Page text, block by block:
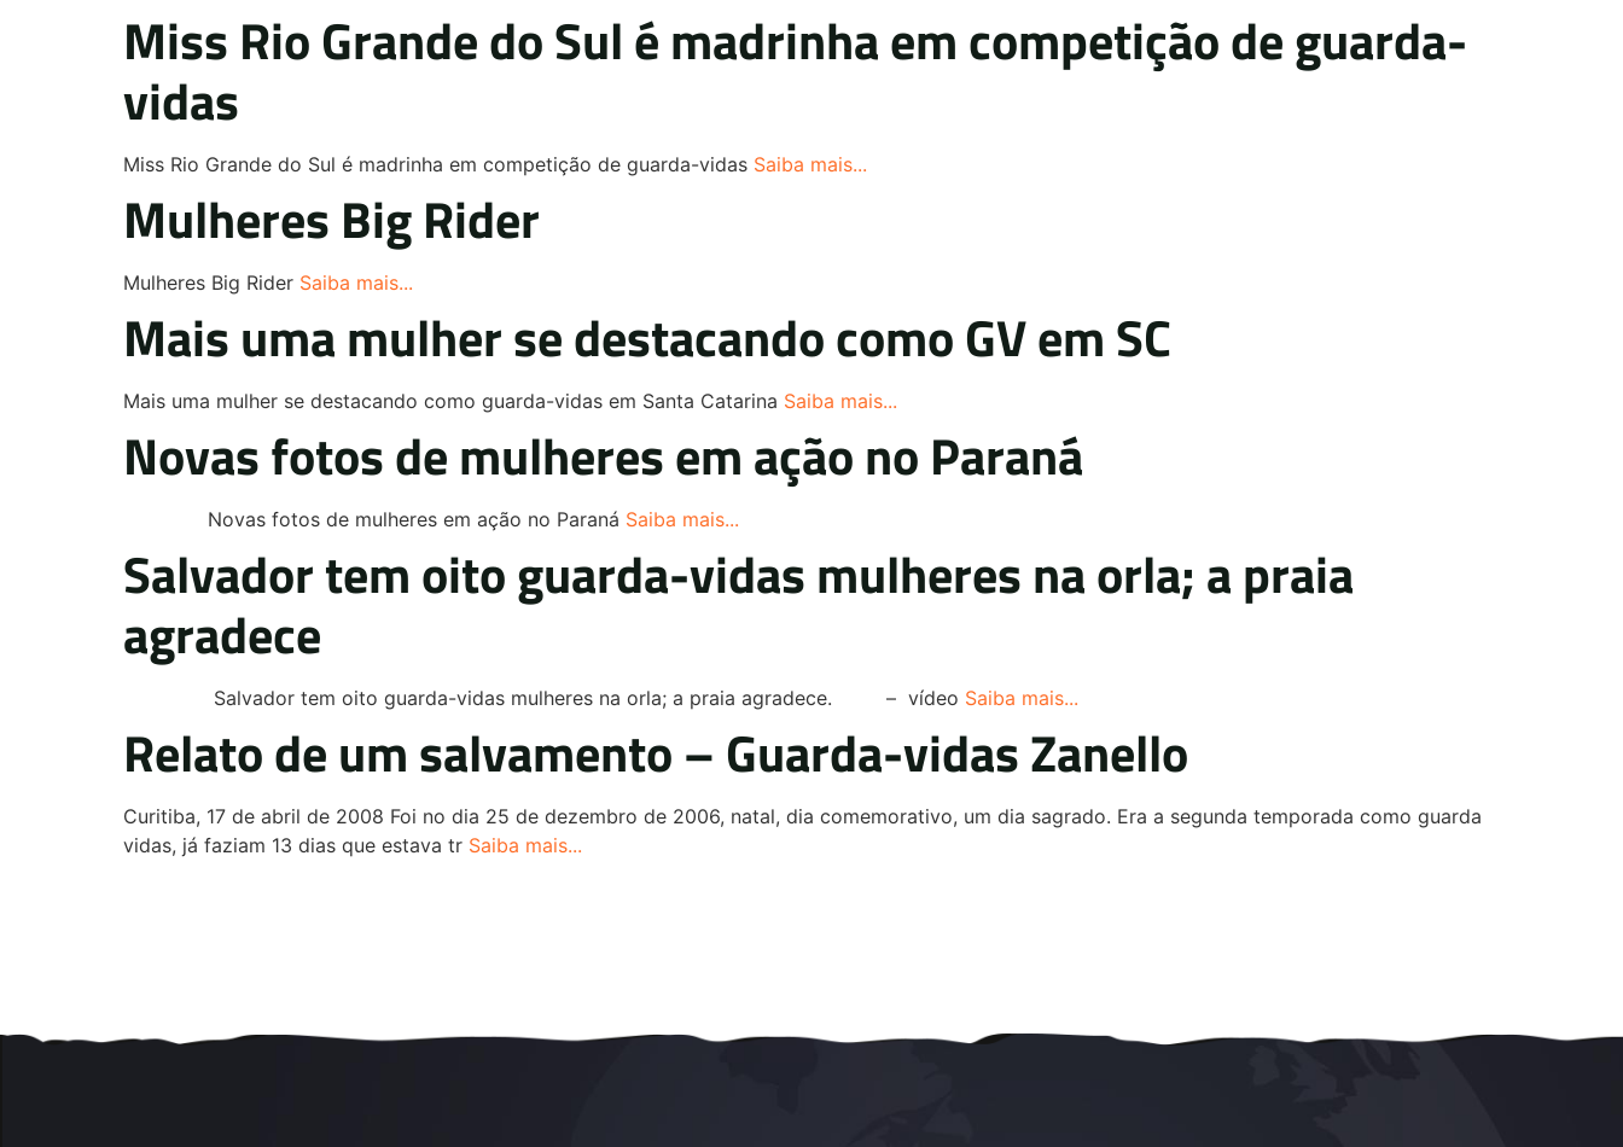
Miss Rio Grande do Sul é madrinha em competição de guarda-
vidas
Miss Rio Grande do Sul é madrinha em competição de guarda-vidas Saiba mais...
Mulheres Big Rider
Mulheres Big Rider Saiba mais...
Mais uma mulher se destacando como GV em SC
Mais uma mulher se destacando como guarda-vidas em Santa Catarina Saiba mais...
Novas fotos de mulheres em ação no Paraná
Novas fotos de mulheres em ação no Paraná Saiba mais...
Salvador tem oito guarda-vidas mulheres na orla; a praia
agradece
Salvador tem oito guarda-vidas mulheres na orla; a praia agradece. – vídeo Saiba mais...
Relato de um salvamento – Guarda-vidas Zanello
Curitiba, 17 de abril de 2008 Foi no dia 25 de dezembro de 2006, natal, dia comemorativo, um dia sagrado. Era a segunda temporada como guarda
vidas, já faziam 13 dias que estava tr Saiba mais...